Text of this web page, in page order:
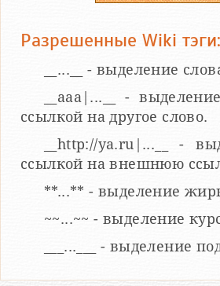
Разрешенные Wiki тэги:
__...__ - выделение
__aaa|...__ -
ссылкой на другое слово.
__http://ya.ru|...__ -
ссылкой на внешнюю
**...** - выделение
~~...~~ - выделение
___...___ - выделение